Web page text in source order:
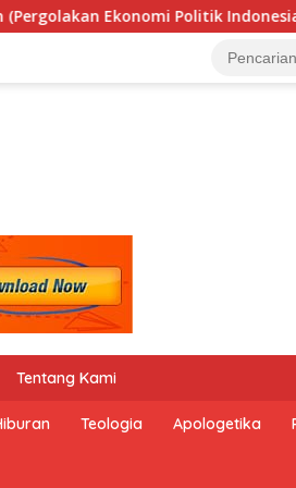
& Simposium Nasional
Tentang Kami
Teologia Apologetika